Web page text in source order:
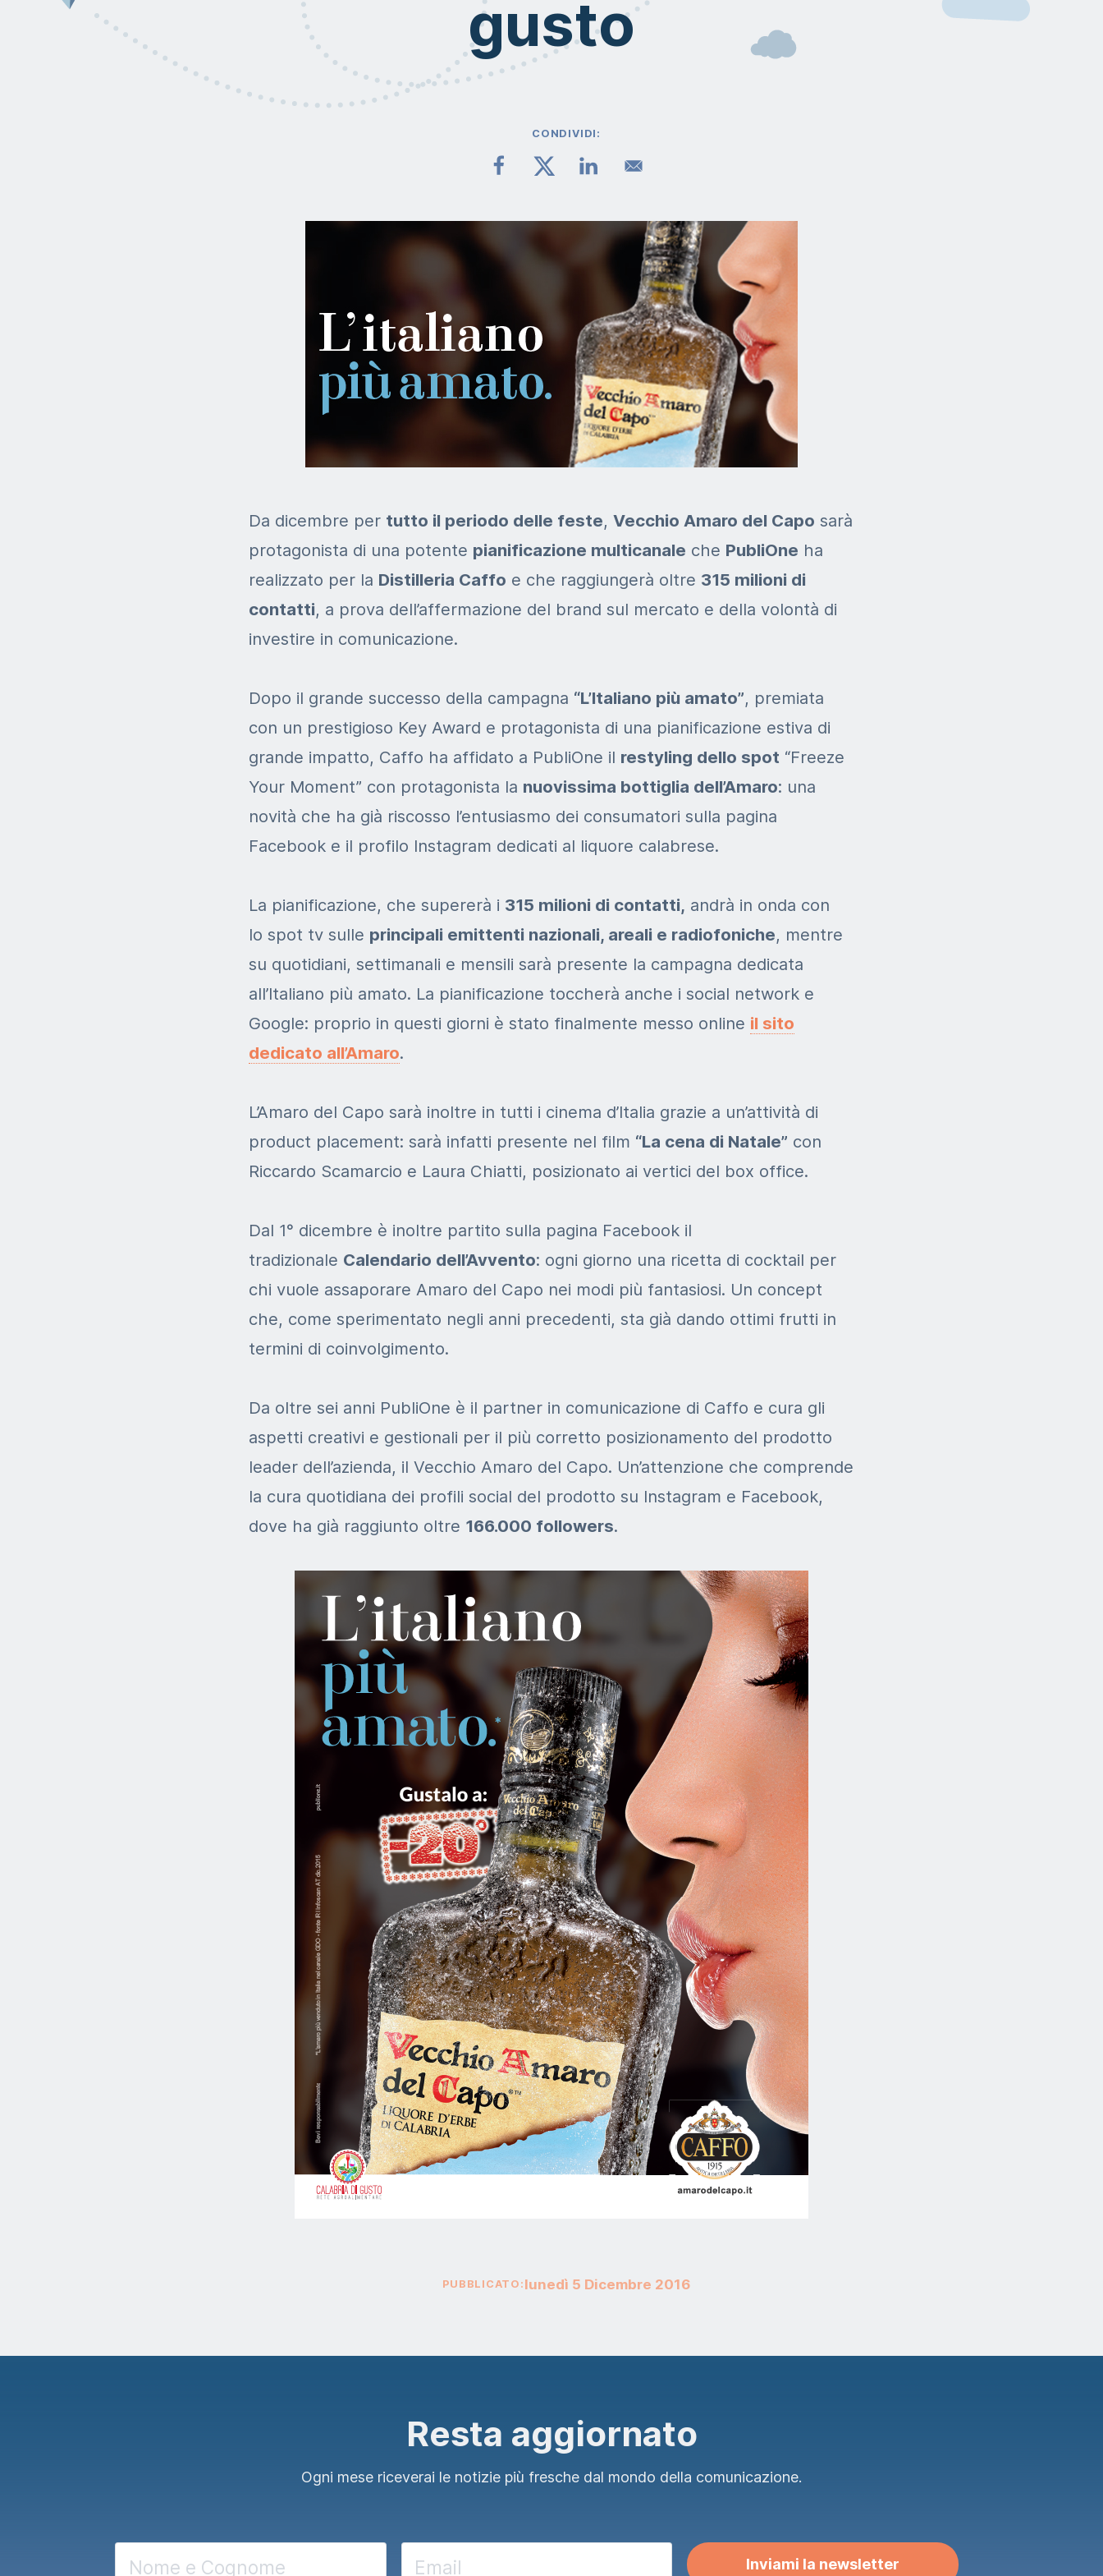
gusto
CONDIVIDI:
Da dicembre per tutto il periodo delle feste, Vecchio Amaro del Capo sarà
protagonista di una potente pianificazione multicanale che PubliOne ha
realizzato per la Distilleria Caffo e che raggiungerà oltre 315 milioni di
contatti, a prova dell’affermazione del brand sul mercato e della volontà di
investire in comunicazione.
Dopo il grande successo della campagna “L’Italiano più amato”, premiata
con un prestigioso Key Award e protagonista di una pianificazione estiva di
grande impatto, Caffo ha affidato a PubliOne il restyling dello spot “Freeze
Your Moment” con protagonista la nuovissima bottiglia dell’Amaro: una
novità che ha già riscosso l’entusiasmo dei consumatori sulla pagina
Facebook e il profilo Instagram dedicati al liquore calabrese.
La pianificazione, che supererà i 315 milioni di contatti, andrà in onda con
lo spot tv sulle principali emittenti nazionali, areali e radiofoniche, mentre
su quotidiani, settimanali e mensili sarà presente la campagna dedicata
all’Italiano più amato. La pianificazione toccherà anche i social network e
Google: proprio in questi giorni è stato finalmente messo online il sito
dedicato all’Amaro.
L’Amaro del Capo sarà inoltre in tutti i cinema d’Italia grazie a un’attività di
product placement: sarà infatti presente nel film “La cena di Natale” con
Riccardo Scamarcio e Laura Chiatti, posizionato ai vertici del box office.
Dal 1° dicembre è inoltre partito sulla pagina Facebook il
tradizionale Calendario dell’Avvento: ogni giorno una ricetta di cocktail per
chi vuole assaporare Amaro del Capo nei modi più fantasiosi. Un concept
che, come sperimentato negli anni precedenti, sta già dando ottimi frutti in
termini di coinvolgimento.
Da oltre sei anni PubliOne è il partner in comunicazione di Caffo e cura gli
aspetti creativi e gestionali per il più corretto posizionamento del prodotto
leader dell’azienda, il Vecchio Amaro del Capo. Un’attenzione che comprende
la cura quotidiana dei profili social del prodotto su Instagram e Facebook,
dove ha già raggiunto oltre 166.000 followers.
PUBBLICATO: lunedì 5 Dicembre 2016
Resta aggiornato
Ogni mese riceverai le notizie più fresche dal mondo della comunicazione.
Inviami la newsletter